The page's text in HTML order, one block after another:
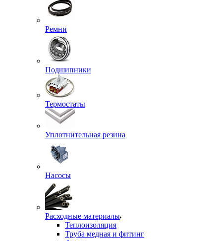
Ремни
Подшипники
Термостаты
Уплотнительная резина
Насосы
Расходные материалы
Теплоизоляция
Труба медная и фитинг